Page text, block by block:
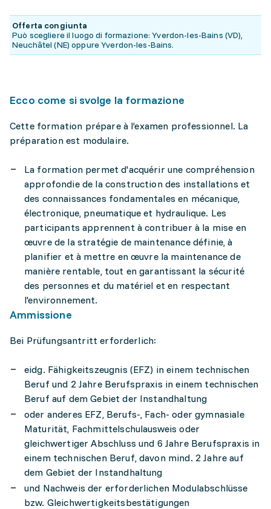
Offerta congiunta
Può scegliere il luogo di formazione: Yverdon-les-Bains (VD),
Neuchâtel (NE) oppure Yverdon-les-Bains.
Ecco come si svolge la formazione
Cette formation prépare à l’examen professionnel. La
préparation est modulaire.
La formation permet d'acquérir une compréhension
approfondie de la construction des installations et
des connaissances fondamentales en mécanique,
électronique, pneumatique et hydraulique. Les
participants apprennent à contribuer à la mise en
œuvre de la stratégie de maintenance définie, à
planifier et à mettre en œuvre la maintenance de
manière rentable, tout en garantissant la sécurité
des personnes et du matériel et en respectant
l'environnement.
Ammissione
Bei Prüfungsantritt erforderlich:
eidg. Fähigkeitszeugnis (EFZ) in einem technischen
Beruf und 2 Jahre Berufspraxis in einem technischen
Beruf auf dem Gebiet der Instandhaltung
oder anderes EFZ, Berufs-, Fach- oder gymnasiale
Maturität, Fachmittelschulausweis oder
gleichwertiger Abschluss und 6 Jahre Berufspraxis in
einem technischen Beruf, davon mind. 2 Jahre auf
dem Gebiet der Instandhaltung
und Nachweis der erforderlichen Modulabschlüsse
bzw. Gleichwertigkeitsbestätigungen